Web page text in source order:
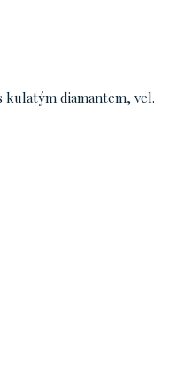
diamantem, vel.